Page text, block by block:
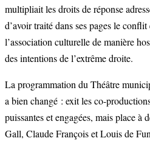
multipliait les droits de réponse
d’avoir traité dans ses pages le
l’association culturelle de manière
des intentions de l’extrême droite.
La programmation du Théâtre
a bien changé : exit les co-
puissantes et engagées, mais place à
Gall, Claude François et Louis de